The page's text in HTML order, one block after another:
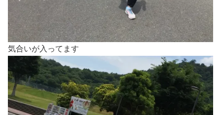
気合いが入ってます